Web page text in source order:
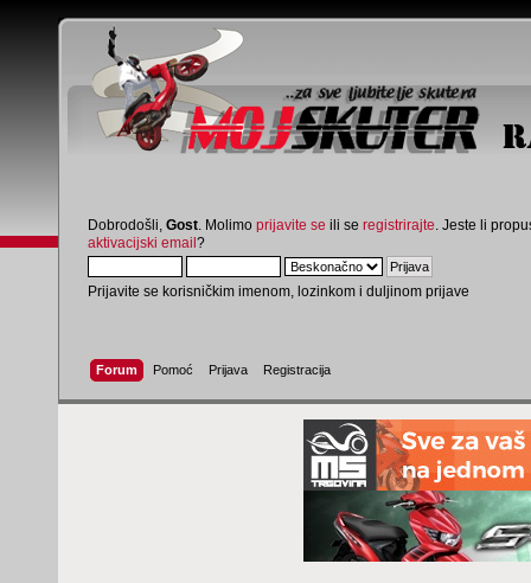
Dobrodošli, Gost . Molimo prijavite se ili se registrirajte . Jeste li
aktivacijski email?
Prijavite se korisničkim imenom, lozinkom i duljinom prijave
Forum Pomoć Prijava Registracija